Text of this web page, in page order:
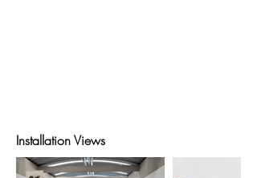
Installation Views